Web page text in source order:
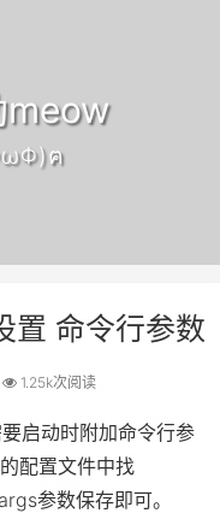
meow
ฅ
命令行参数
1.25k次阅读
启动时附加命令行参
配置文件中找
参数保存即可。